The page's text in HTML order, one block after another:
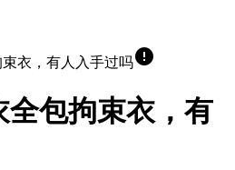
衣，有人入手过吗error
全包拘束衣，有